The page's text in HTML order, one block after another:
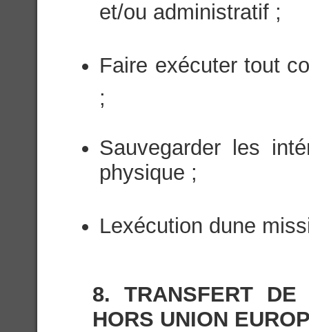
et/ou administratif ;
Faire exécuter tout
;
Sauvegarder les
physique ;
Lexécution dune
8. TRANSFERT DE
HORS UNION